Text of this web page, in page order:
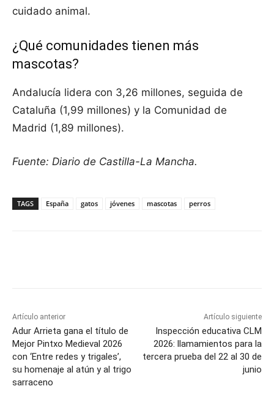
cuidado animal.
¿Qué comunidades tienen más
mascotas?
Andalucía lidera con 3,26 millones, seguida de
Cataluña (1,99 millones) y la Comunidad de
Madrid (1,89 millones).
Fuente: Diario de Castilla-La Mancha.
TAGS España gatos jóvenes mascotas perros
Artículo anterior
Adur Arrieta gana el título de
Mejor Pintxo Medieval 2026
con ‘Entre redes y trigales’,
su homenaje al atún y al trigo
sarraceno
Artículo siguiente
Inspección educativa CLM
2026: llamamientos para la
tercera prueba del 22 al 30 de
junio